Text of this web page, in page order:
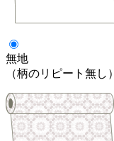
無地
（柄のリピート無し）